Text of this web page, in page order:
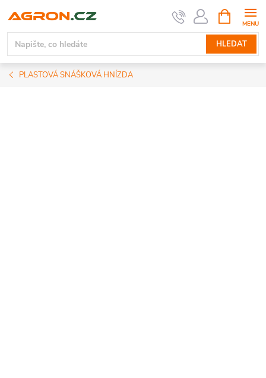
na
obsah
HLEDAT
NÁKUPNÍ
KOŠÍK
PLASTOVÁ SNÁŠKOVÁ HNÍZDA